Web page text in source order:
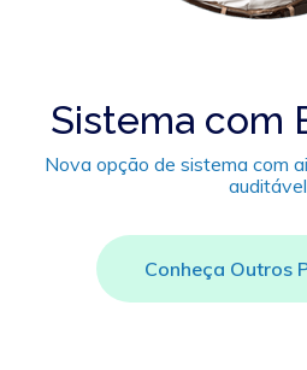
Sistema com
Nova opção de sistema com
Conheça Outros